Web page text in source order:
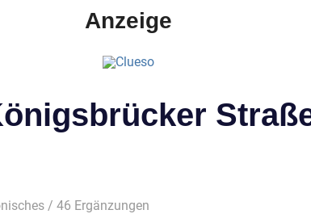
Anzeige
/ 46 Ergänzungen